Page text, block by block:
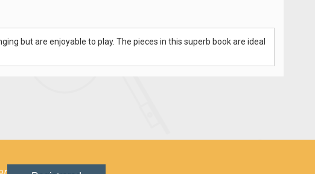
but are enjoyable to play. The pieces in this superb book are ideal